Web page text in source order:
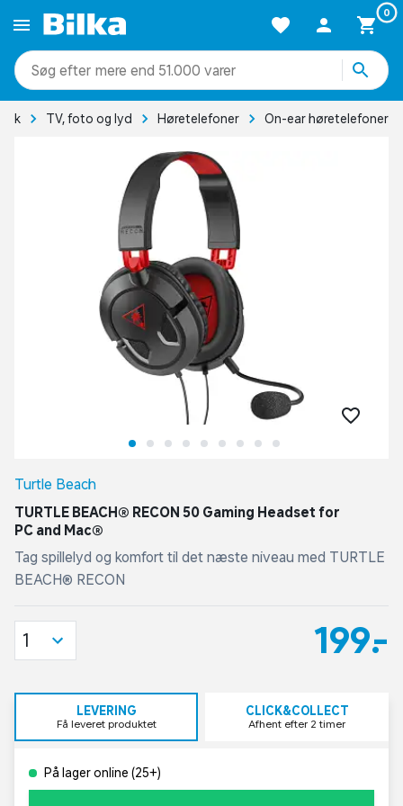
0
mere end 51.000 varer
TV, foto og lyd Høretelefoner On-ear høretelefoner
Turtle Beach
TURTLE BEACH® RECON 50 Gaming Headset for
PC and Mac®
Tag spillelyd og komfort til det næste niveau med TURTLE
BEACH® RECON
199,-
1
LEVERING
Få leveret produktet
CLICK&COLLECT
Afhent efter 2 timer
På lager online (25+)